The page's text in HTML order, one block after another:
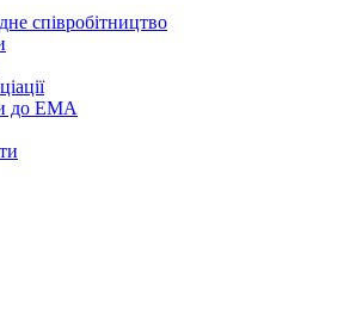
співробітництво
до ЕМА